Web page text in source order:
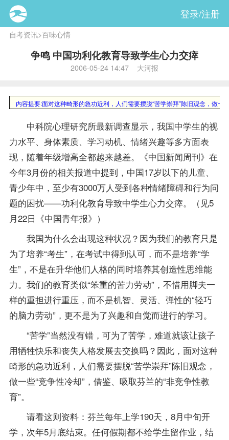
登录/注册
自考资讯>百味心情
争鸣 中国功利化教育导致学生心力交瘁
2006-05-24 14:47 大河报
内容提要:面对这种畸形的急功近利，人们需要摆脱“苦学崇拜”陈旧观念，做一
中科院心理研究所最新调查显示，我国中学生的视
力水平、身体素质、学习动机、情绪兴趣等多方面表
现，随着年级增高全都越来越差。《中国新闻周刊》在
今年3月份的相关报道中提到，中国17岁以下的儿童、
青少年中，至少有3000万人受到各种情绪障碍和行为问
题的困扰——功利化教育导致中学生心力交瘁。（见5
月22日《中国青年报》）
我国为什么会出现这种状况？因为我们的教育只是
为了培养“考生”，在考试中得到认可，而不是培养“学
生”，不是在升华他们人格的同时培养其创造性思维能
力。我们的教育类似“笨重的苦力劳动”，不惜用脚夫一
样的重担进行重压，而不是机智、灵活、弹性的“轻巧
的脑力劳动”，更不是为了兴趣和自觉而进行的学习。
“苦学”当然没有错，可为了苦学，难道就该让孩子
用牺牲快乐和丧失人格发展去交换吗？因此，面对这种
畸形的急功近利，人们需要摆脱“苦学崇拜”陈旧观念，
做一些“竞争性冷却”，借鉴、吸取芬兰的“非竞争性教
育”。
请看这则资料：芬兰每年上学190天，8月中旬开
学，次年5月底结束。任何假期都不给学生留作业，结